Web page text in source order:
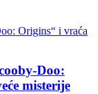
Doo:
misterije